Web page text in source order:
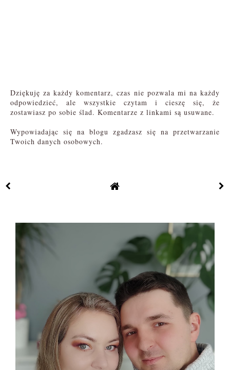
Dziękuję za każdy komentarz, czas nie pozwala mi na każdy
odpowiedzieć, ale wszystkie czytam i cieszę się, że
zostawiasz po sobie ślad. Komentarze z linkami są usuwane.
Wypowiadając się na blogu zgadzasz się na przetwarzanie
Twoich danych osobowych.